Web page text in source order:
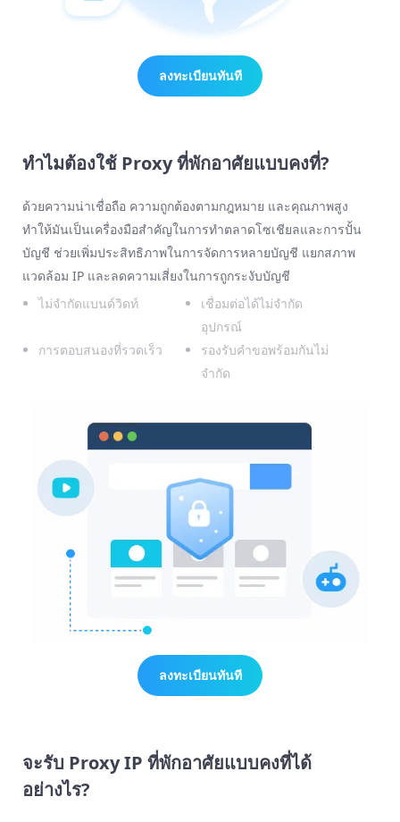
ลงทะเบียนทันที
ทำไมต้องใช้ Proxy ที่พักอาศัยแบบคงที่?
ด้วยความน่าเชื่อถือ ความถูกต้องตามกฎหมาย และคุณภาพสูง
ทำให้มันเป็นเครื่องมือสำคัญในการทำตลาดโซเชียลและการปั้น
บัญชี ช่วยเพิ่มประสิทธิภาพในการจัดการหลายบัญชี แยกสภาพ
แวดล้อม IP และลดความเสี่ยงในการถูกระงับบัญชี
ไม่จำกัดแบนด์วิดท์
เชื่อมต่อได้ไม่จำกัด
อุปกรณ์
การตอบสนองที่รวดเร็ว
รองรับคำขอพร้อมกันไม่
จำกัด
ลงทะเบียนทันที
จะรับ Proxy IP ที่พักอาศัยแบบคงที่ได้
อย่างไร?